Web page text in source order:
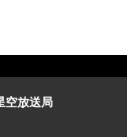
空放送局